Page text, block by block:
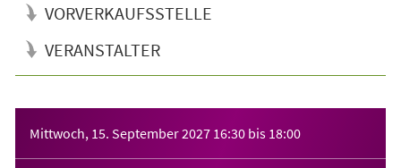
VORVERKAUFSSTELLE
VERANSTALTER
Mittwoch, 15. September 2027 16:30 bis 18:00